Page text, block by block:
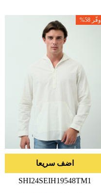
وفّر 58%
اضف سريعا
SHI24SEIH19548TM1